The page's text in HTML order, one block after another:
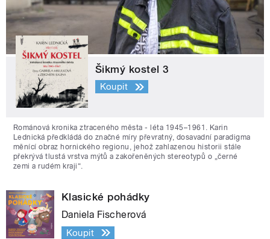
Šikmý kostel 3
Koupit
Románová kronika ztraceného města - léta 1945–1961. Karin
Lednická předkládá do značné míry převratný, dosavadní paradigma
měnící obraz hornického regionu, jehož zahlazenou historii stále
překrývá tlustá vrstva mýtů a zakořeněných stereotypů o „černé
zemi a rudém kraji“.
Klasické pohádky
Daniela Fischerová
Koupit